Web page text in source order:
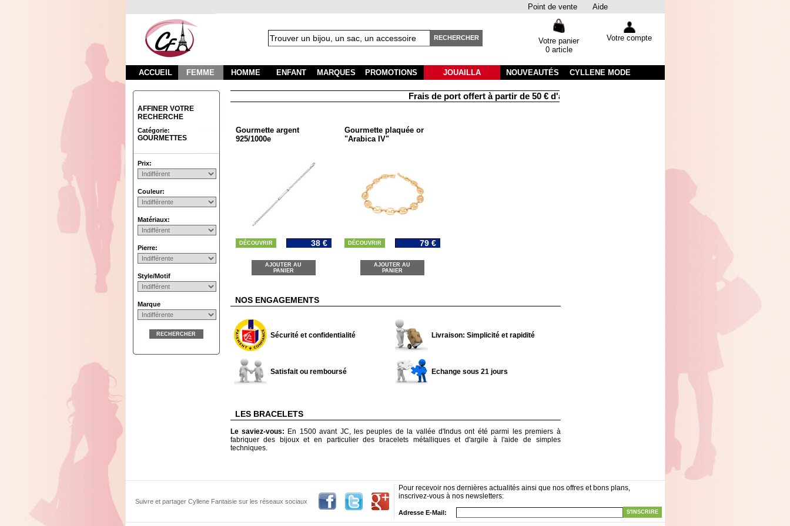
Point de vente Aide
RECHERCHER
Votre panier
0 article
Votre compte
ACCUEIL FEMME HOMME ENFANT MARQUES PROMOTIONS JOUAILLA NOUVEAUTÉS CYLLENE MODE
AFFINER VOTRE
RECHERCHE
Catégorie:
GOURMETTES
Prix:
Couleur:
Matériaux:
Pierre:
Style/Motif
Marque
RECHERCHER
Frais de port offert à partir de 50 € d'achats
Gourmette argent
925/1000e
DÉCOUVRIR 38 €
AJOUTER AU
PANIER
Gourmette plaquée or
"Arabica IV"
DÉCOUVRIR 79 €
AJOUTER AU
PANIER
NOS ENGAGEMENTS
Sécurité et confidentialité Livraison: Simplicité et rapidité
Satisfait ou remboursé Echange sous 21 jours
LES BRACELETS
Le saviez-vous: En 1500 avant JC, les peuples de la vallée d'Indus ont été parmi les premiers à
fabriquer des bijoux et en particulier des bracelets métalliques et d'argile à l'aide de simples
techniques.
Suivre et partager Cyllene Fantaisie sur les réseaux sociaux
Pour recevoir nos dernières actualités ainsi que nos offres et bons plans,
inscrivez-vous à nos newsletters:
Adresse E-Mail: S'INSCRIRE